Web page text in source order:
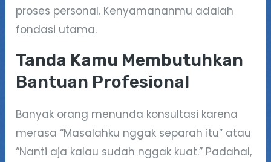
proses personal. Kenyamananmu adalah
fondasi utama.
Tanda Kamu Membutuhkan
Bantuan Profesional
Banyak orang menunda konsultasi karena
merasa “Masalahku nggak separah itu” atau
“Nanti aja kalau sudah nggak kuat.” Padahal,